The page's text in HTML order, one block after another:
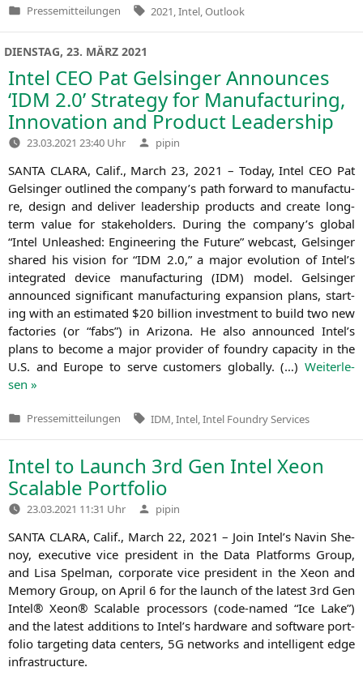
Veröffentlicht
Pressemitteilungen Tags:
2021 Intel Outlook
DIENSTAG, 23. MÄRZ 2021
Intel CEO Pat Gelsinger Announces
‘IDM 2.0’ Strategy for Manufacturing,
Innovation and Product Leadership
23.03.2021 23:40 Uhr Verfasst
von
pipin
SANTA CLARA, Calif., March 23, 2021 – Today, Intel CEO Pat
Gel­sin­ger out­lined the company’s path for­ward to manu­fac­tu­
re, design and deli­ver lea­der­ship pro­ducts and crea­te long-
term value for stake­hol­ders. During the company’s glo­bal
“Intel Unleas­hed: Engi­nee­ring the Future” web­cast, Gel­sin­ger
shared his visi­on for “IDM 2.0,” a major evo­lu­ti­on of Intel’s
inte­gra­ted device manu­fac­tu­ring (IDM) model. Gel­sin­ger
announ­ced signi­fi­cant manu­fac­tu­ring expan­si­on plans, start­
ing with an esti­ma­ted $20 bil­li­on invest­ment to build two new
fac­to­ries (or “fabs”) in Ari­zo­na. He also announ­ced Intel’s
plans to beco­me a major pro­vi­der of foundry capa­ci­ty in the
U.S. and Euro­pe to ser­ve cus­to­mers glo­bal­ly. (…) Wei­ter­le­
sen »
Veröffentlicht
Pressemitteilungen Tags:
IDM Intel Intel Foundry Services
Intel to Launch 3rd Gen Intel Xeon
Scalable Portfolio
23.03.2021 11:31 Uhr Verfasst
von
pipin
SANTA CLARA, Calif., March 22, 2021 – Join Intel’s Navin She­
noy, exe­cu­ti­ve vice pre­si­dent in the Data Plat­forms Group,
and Lisa Spel­man, cor­po­ra­te vice pre­si­dent in the Xeon and
Memo­ry Group, on April 6 for the launch of the latest 3rd Gen
Intel® Xeon® Sca­lable pro­ces­sors (code-named “Ice Lake”)
and the latest addi­ti­ons to Intel’s hard­ware and soft­ware port­
fo­lio tar­ge­ting data cen­ters, 5G net­works and intel­li­gent edge
infrastructure.